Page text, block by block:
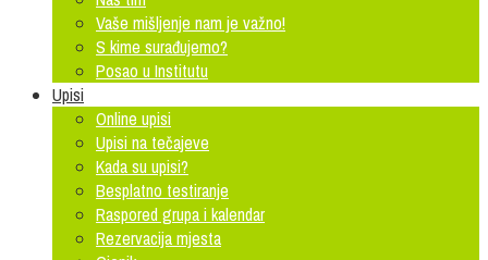
Vaše mišljenje nam je važno!
S kime surađujemo?
Posao u Institutu
Upisi
Online upisi
Upisi na tečajeve
Kada su upisi?
Besplatno testiranje
Raspored grupa i kalendar
Rezervacija mjesta